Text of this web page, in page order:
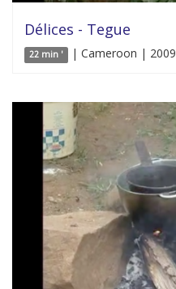
Délices - Tegue
22 min ' | Cameroon | 2009